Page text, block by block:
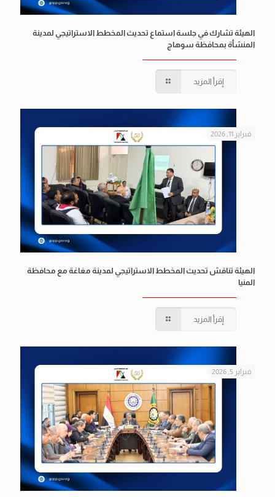
الهيئة تشارك في جلسة استماع تحديث المخطط الاستراتيجي لمدينة
المنشأة بمحافظة سوهاج
إقرأ المزيد
فبراير 11, 2026
الهيئة تناقش تحديث المخطط الاستراتيجي لمدينة مغاغة مع محافظة
المنيا
إقرأ المزيد
فبراير 5, 2026